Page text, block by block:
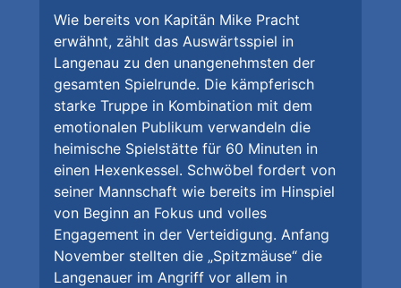
Wie bereits von Kapitän Mike Pracht
erwähnt, zählt das Auswärtsspiel in
Langenau zu den unangenehmsten der
gesamten Spielrunde. Die kämpferisch
starke Truppe in Kombination mit dem
emotionalen Publikum verwandeln die
heimische Spielstätte für 60 Minuten in
einen Hexenkessel. Schwöbel fordert von
seiner Mannschaft wie bereits im Hinspiel
von Beginn an Fokus und volles
Engagement in der Verteidigung. Anfang
November stellten die „Spitzmäuse“ die
Langenauer im Angriff vor allem in